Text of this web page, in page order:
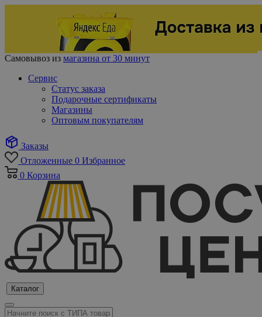
Самовывоз из магазина от 30 минут
Сервис
Статус заказа
Подарочные сертификаты
Магазины
Оптовым покупателям
Заказы
Отложенные 0 Избранное
0 Корзина
Каталог